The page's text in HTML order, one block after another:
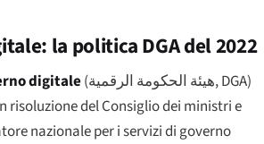
la politica DGA del 2022
digitale(هيئة الحكومة الرقمية, DGA)
risoluzione del Consiglio dei ministri e
nazionale per i servizi di governo